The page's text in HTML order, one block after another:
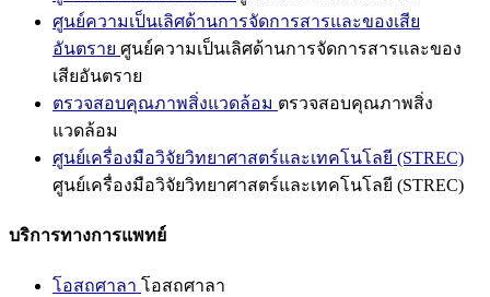
ศูนย์ความเป็นเลิศด้านการจัดการสารและของเสีย
อันตราย ศูนย์ความเป็นเลิศด้านการจัดการสารและของ
เสียอันตราย
ตรวจสอบคุณภาพสิ่งแวดล้อม ตรวจสอบคุณภาพสิ่ง
แวดล้อม
ศูนย์เครื่องมือวิจัยวิทยาศาสตร์และเทคโนโลยี (STREC)
ศูนย์เครื่องมือวิจัยวิทยาศาสตร์และเทคโนโลยี (STREC)
บริการทางการแพทย์
โอสถศาลา โอสถศาลา